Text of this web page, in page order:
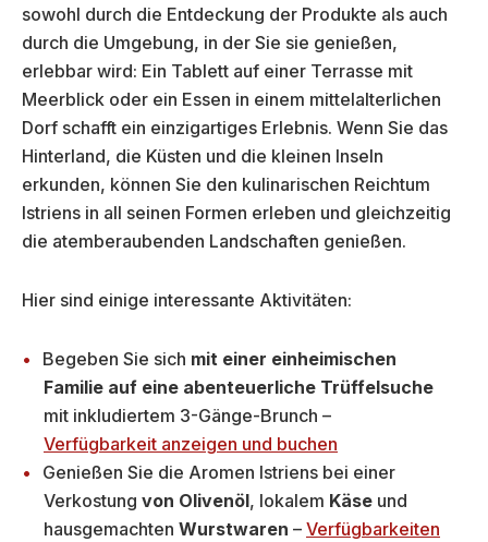
sowohl durch die Entdeckung der Produkte als auch
durch die Umgebung, in der Sie sie genießen,
erlebbar wird: Ein Tablett auf einer Terrasse mit
Meerblick oder ein Essen in einem mittelalterlichen
Dorf schafft ein einzigartiges Erlebnis. Wenn Sie das
Hinterland, die Küsten und die kleinen Inseln
erkunden, können Sie den kulinarischen Reichtum
Istriens in all seinen Formen erleben und gleichzeitig
die atemberaubenden Landschaften genießen.
Hier sind einige interessante Aktivitäten:
Begeben Sie sich mit einer einheimischen
Familie auf eine abenteuerliche Trüffelsuche
mit inkludiertem 3-Gänge-Brunch –
Verfügbarkeit anzeigen und buchen
Genießen Sie die Aromen Istriens bei einer
Verkostung von Olivenöl, lokalem Käse und
hausgemachten Wurstwaren – Verfügbarkeiten